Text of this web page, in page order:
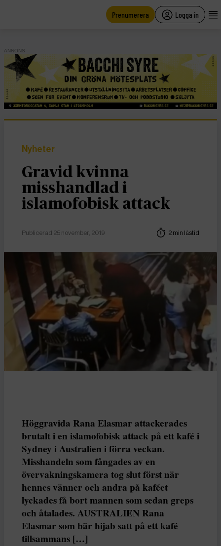
Prenumerera Logga in
ANNONS
Nyheter
Gravid kvinna
misshandlad i
islamofobisk attack
Publicerad 25 november, 2019 2 min lästid
Höggravida Rana Elasmar attackerades
brutalt i en islamofobisk attack på ett kafé i
Sydney i Australien i förra veckan.
Misshandeln som fångades av en
övervakningskamera tog slut först när
hennes vänner och andra på kaféet
lyckades få bort mannen som sedan greps
och åtalades. AUSTRALIEN Rana
Elasmar som bär hijab satt på ett kafé
tillsammans […]